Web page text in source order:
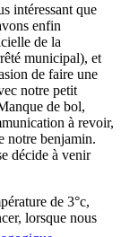
intéressant que
enfin
de la
municipal), et
de faire une
notre petit
de bol,
à revoir,
notre benjamin.
décide à venir
de 3°c,
lorsque nous